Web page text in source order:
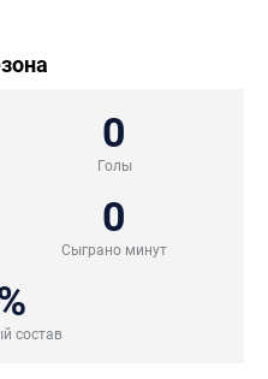
0
Голы
0
Сыграно минут
состав